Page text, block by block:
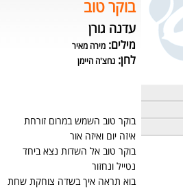
בוקר טוב
עדנה גורן
מילים: מירה מאיר
לחן: נחצ'ה היימן
בוקר טוב השמש במרום זורחת
איזה יום ואיזה אור
בוקר טוב אל השדות נצא ביחד
נטייל ונחזור
בוא תראה איך בשדה צוחקת שחת